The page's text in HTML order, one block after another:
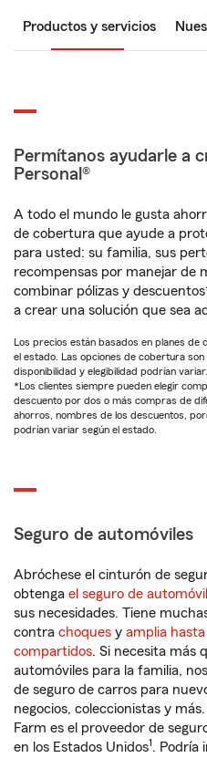
Productos y servicios
Permítanos ayudarle a
Personal®
A todo el mundo le gusta
de cobertura que ayude a
para usted: su familia, sus
recompensas por manejar de
combinar pólizas y
a crear una solución que sea
Los precios están basados en planes de
el estado. Las opciones de cobertura
disponibilidad y elegibilidad podrían variar.
*Los clientes siempre pueden elegir
descuento por dos o más compras de
ahorros, nombres de los descuentos,
podrían variar según el estado.
Seguro de automóviles
Abróchese el cinturón de
obtenga el seguro de
sus necesidades. Tiene
contra choques y amplia
compartidos. Si necesita más
automóviles para la familia,
de seguro de carros para
negocios, coleccionistas y
Farm es el proveedor de
en los Estados Unidos1. Podría